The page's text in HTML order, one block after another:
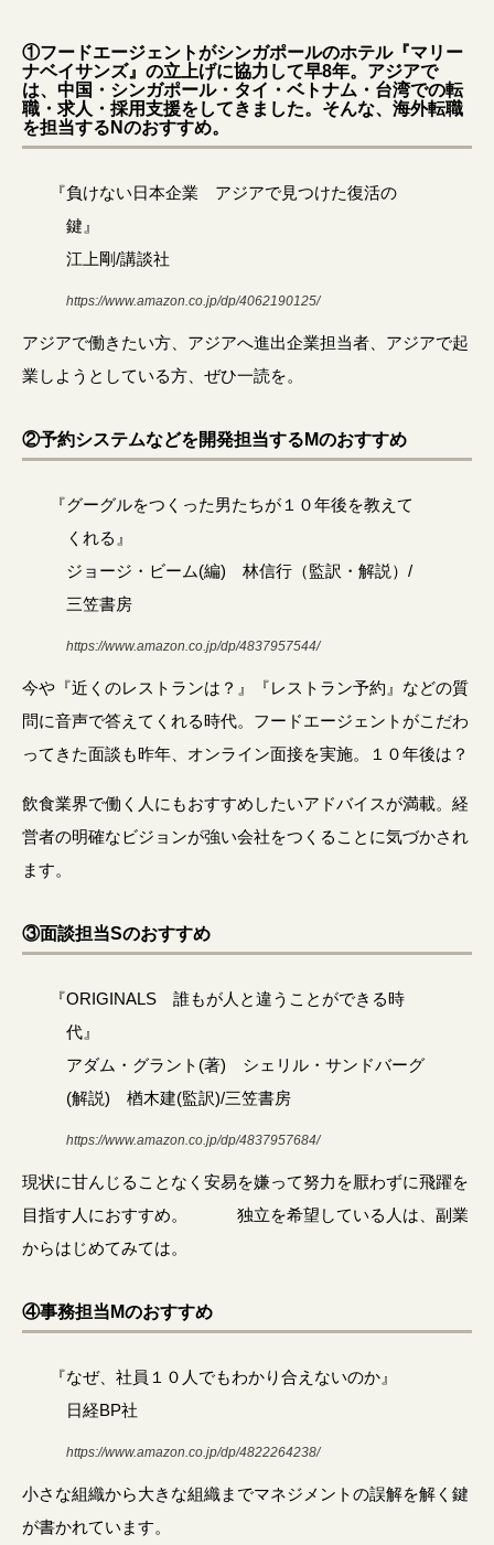
①フードエージェントがシンガポールのホテル『マリー
ナベイサンズ』の立上げに協力して早8年。アジアで
は、中国・シンガポール・タイ・ベトナム・台湾での転
職・求人・採用支援をしてきました。そんな、海外転職
を担当するNのおすすめ。
『負けない日本企業 アジアで見つけた復活の
鍵』
江上剛/講談社
https://www.amazon.co.jp/dp/4062190125/
アジアで働きたい方、アジアへ進出企業担当者、アジアで起
業しようとしている方、ぜひ一読を。
②予約システムなどを開発担当するMのおすすめ
『グーグルをつくった男たちが１０年後を教えて
くれる』
ジョージ・ビーム(編) 林信行（監訳・解説）/
三笠書房
https://www.amazon.co.jp/dp/4837957544/
今や『近くのレストランは？』『レストラン予約』などの質
問に音声で答えてくれる時代。フードエージェントがこだわ
ってきた面談も昨年、オンライン面接を実施。１０年後は？
飲食業界で働く人にもおすすめしたいアドバイスが満載。経
営者の明確なビジョンが強い会社をつくることに気づかされ
ます。
③面談担当Sのおすすめ
『ORIGINALS 誰もが人と違うことができる時
代』
アダム・グラント(著) シェリル・サンドバーグ
(解説) 楢木建(監訳)/三笠書房
https://www.amazon.co.jp/dp/4837957684/
現状に甘んじることなく安易を嫌って努力を厭わずに飛躍を
目指す人におすすめ。 独立を希望している人は、副業
からはじめてみては。
④事務担当Mのおすすめ
『なぜ、社員１０人でもわかり合えないのか』
日経BP社
https://www.amazon.co.jp/dp/4822264238/
小さな組織から大きな組織までマネジメントの誤解を解く鍵
が書かれています。